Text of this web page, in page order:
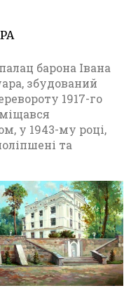
барона Івана
збудований
1917-го
у 1943-му році,
та